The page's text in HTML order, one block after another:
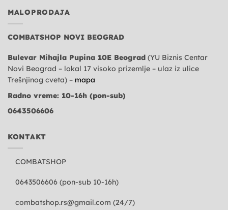
MALOPRODAJA
COMBATSHOP NOVI BEOGRAD
Bulevar Mihajla Pupina 10E Beograd (YU Biznis Centar
Novi Beograd – lokal 17 visoko prizemlje – ulaz iz ulice
Trešnjinog cveta) – mapa
Radno vreme: 10-16h (pon-sub)
0643506606
KONTAKT
COMBATSHOP
0643506606 (pon-sub 10-16h)
combatshop.rs@gmail.com (24/7)